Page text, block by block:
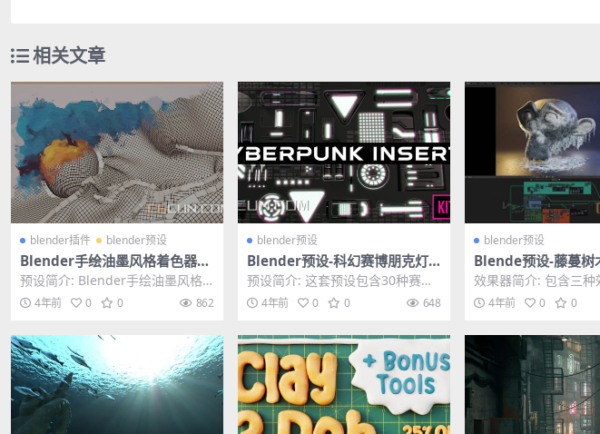
相关文章
blender插件 blender预设
Blender手绘油墨风格着色器预
设 Blender Illustration Shad
er Advanced V3
预设简介: Blender手绘油墨风格
着色器预设 Blender Illustr...
4年前 0 0 862
blender预设
Blender预设-科幻赛博朋克灯
光模型预设 Cyberpunk Emiss
ive Inserts–Kpack – Sci Fi Li
ghts
预设简介: 这套预设包含30种赛博
朋克科幻风格三维灯光模型预设，
支持KIT OP...
4年前 0 0 648
blender预设
Blende预设-藤蔓树
结冰效果器 预设
效果器简介: 包含三种
别是藤蔓生长、植物
果，blender...
4年前 0 0